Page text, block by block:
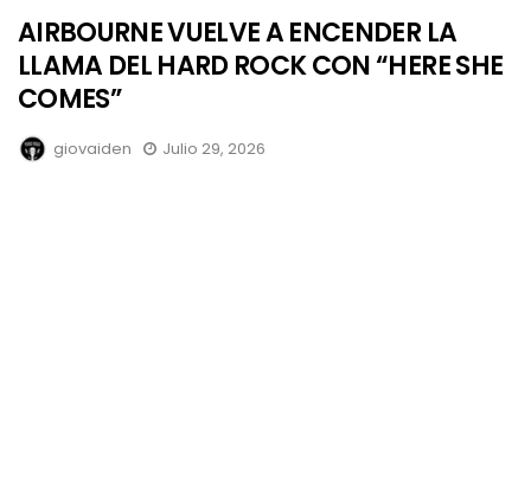
AIRBOURNE VUELVE A ENCENDER LA
LLAMA DEL HARD ROCK CON “HERE SHE
COMES”
giovaiden Julio 29, 2026